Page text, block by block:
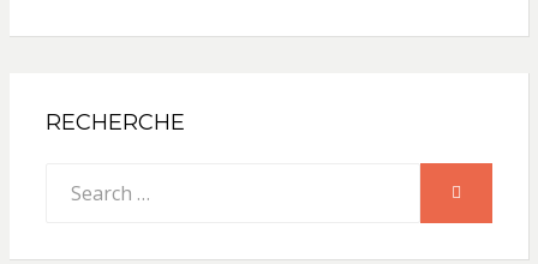
RECHERCHE
for:
SEARCH